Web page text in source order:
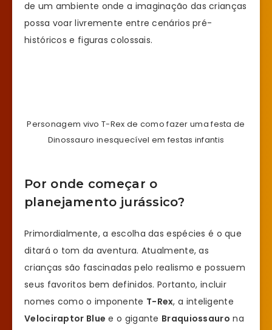
de um ambiente onde a imaginação das crianças
possa voar livremente entre cenários pré-
históricos e figuras colossais.
Personagem vivo T-Rex de como fazer uma festa de
Dinossauro inesquecível em festas infantis
Por onde começar o
planejamento jurássico?
Primordialmente, a escolha das espécies é o que
ditará o tom da aventura. Atualmente, as
crianças são fascinadas pelo realismo e possuem
seus favoritos bem definidos. Portanto, incluir
nomes como o imponente T-Rex, a inteligente
Velociraptor Blue e o gigante Braquiossauro na